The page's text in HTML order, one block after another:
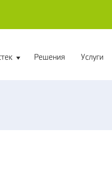
Решения Услуги